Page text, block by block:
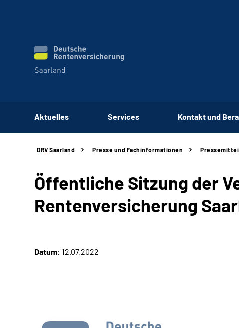
Aktuelles Services Kontakt und
DRV Saarland Presse und Fachinformationen
Öffentliche Sitzung der
Rentenversicherung
Datum: 12.07.2022